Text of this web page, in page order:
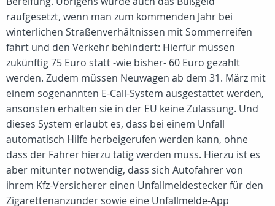
raufgesetzt, wenn man zum kommenden Jahr bei
winterlichen Straßenverhältnissen mit Sommerreifen
fährt und den Verkehr behindert: Hierfür müssen
zukünftig 75 Euro statt -wie bisher- 60 Euro gezahlt
werden. Zudem müssen Neuwagen ab dem 31. März mit
einem sogenannten E-Call-System ausgestattet werden,
ansonsten erhalten sie in der EU keine Zulassung. Und
dieses System erlaubt es, dass bei einem Unfall
automatisch Hilfe herbeigerufen werden kann, ohne
dass der Fahrer hierzu tätig werden muss. Hierzu ist es
aber mitunter notwendig, dass sich Autofahrer von
ihrem Kfz-Versicherer einen Unfallmeldestecker für den
Zigarettenanzünder sowie eine Unfallmelde-App